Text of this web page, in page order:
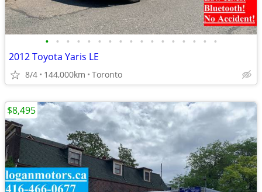
• • • • • • • • • • • • • • • • •
2012 Toyota Yaris LE
8/4 144,000km Toronto
$8,495